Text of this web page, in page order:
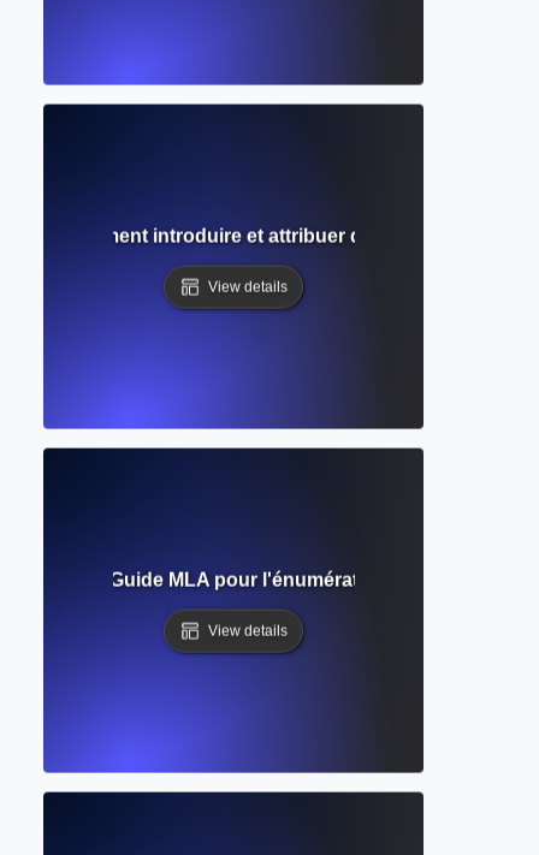
? Comment introduire et attribuer des sources dans
View details
citées ? Guide MLA pour l'énumération des sources et
View details